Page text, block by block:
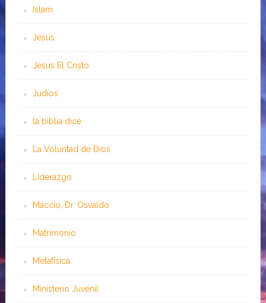
Islam
Jesús
Jesús El Cristo
Judíos
la biblia dice
La Voluntad de Dios
Liderazgo
Maccio, Dr. Osvaldo
Matrimonio
Metafísica
Ministerio Juvenil